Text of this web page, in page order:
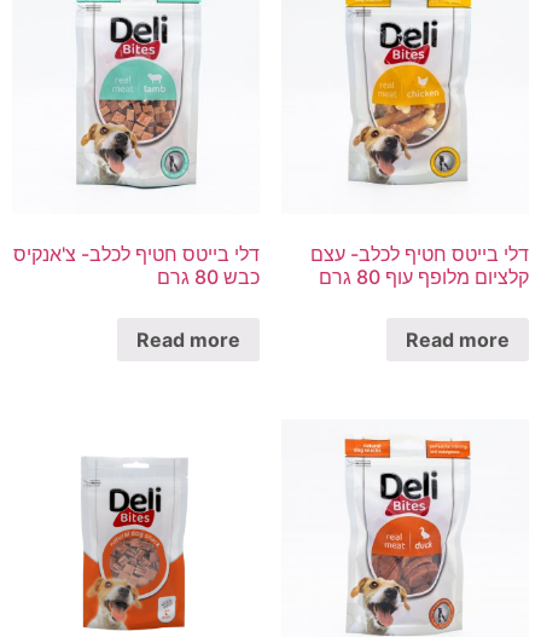
דלי בייטס חטיף לכלב- עצם
קלציום מלופף עוף 80 גרם
Read more
דלי בייטס חטיף לכלב- צ'אנקיס
כבש 80 גרם
Read more